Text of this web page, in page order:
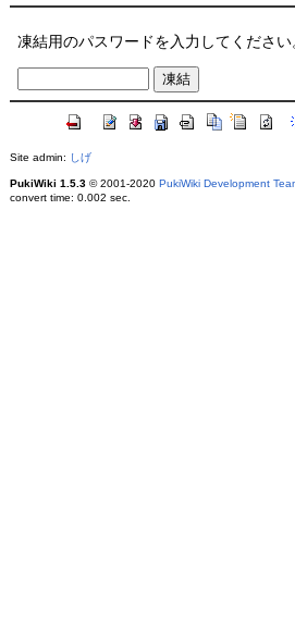
凍結用のパスワードを入力してください
Site admin: しげ
PukiWiki 1.5.3© 2001-2020 PukiWiki Development
convert time: 0.002 sec.